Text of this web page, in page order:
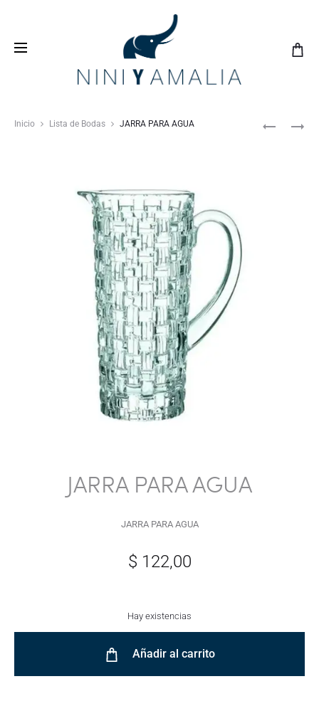
con nosotros y vive una
experiencia inolvidable
Inicio Lista de Bodas JARRA PARA AGUA
JARRA PARA AGUA
JARRA PARA AGUA
$ 122,00
Hay existencias
Añadir al carrito